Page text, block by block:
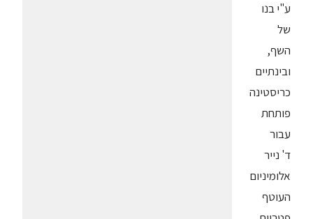
ע"י בנו
של
השף,
ובינתיים
כריסטינה
פותחת
עבור
ד' נייר
אלומיניום
העוטף